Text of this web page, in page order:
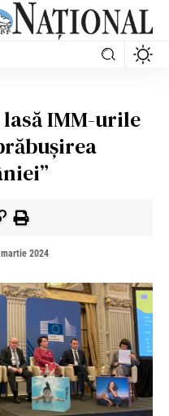
lasă IMM-urile
2024